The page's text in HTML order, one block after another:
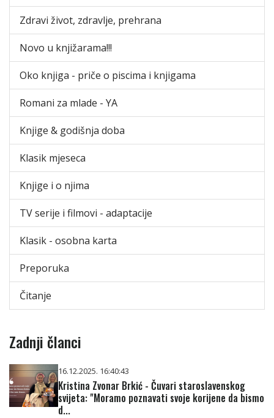
Zdravi život, zdravlje, prehrana
Novo u knjižarama!!!
Oko knjiga - priče o piscima i knjigama
Romani za mlade - YA
Knjige & godišnja doba
Klasik mjeseca
Knjige i o njima
TV serije i filmovi - adaptacije
Klasik - osobna karta
Preporuka
Čitanje
Zadnji članci
16.12.2025. 16:40:43
Kristina Zvonar Brkić - Čuvari staroslavenskog
svijeta: "Moramo poznavati svoje korijene da bismo
d...